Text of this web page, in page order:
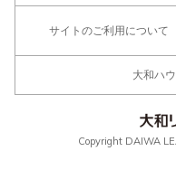
サイトのご利用について
大和ハ
Copyright DAIWA